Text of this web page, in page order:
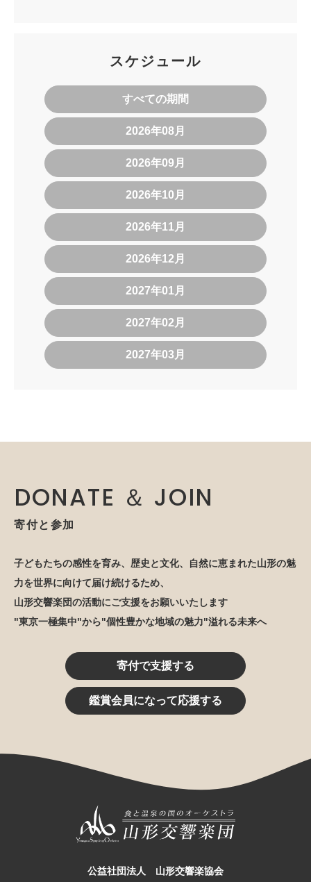
スケジュール
すべての期間
2026年08月
2026年09月
2026年10月
2026年11月
2026年12月
2027年01月
2027年02月
2027年03月
DONATE ＆ JOIN
寄付と参加
子どもたちの感性を育み、歴史と文化、自然に恵まれた山形の魅
力を世界に向けて届け続けるため、
山形交響楽団の活動にご支援をお願いいたします
"東京一極集中"から"個性豊かな地域の魅力"溢れる未来へ
寄付で支援する
鑑賞会員になって応援する
公益社団法人 山形交響楽協会